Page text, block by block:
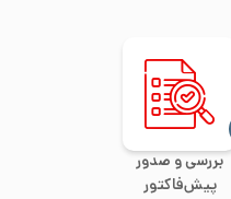
بررسی و صدور
پیش‌فاکتور